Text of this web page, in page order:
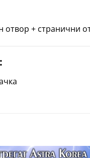
+ странични